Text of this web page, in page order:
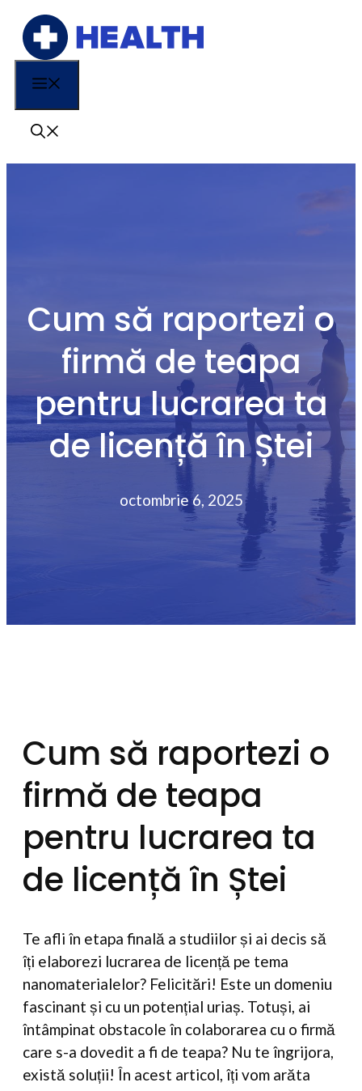
Sari
conținut
Cum să raportezi o
firmă de teapa
pentru lucrarea ta
de licență în Ștei
octombrie 6, 2025
Cum să raportezi o
firmă de teapa
pentru lucrarea ta
de licență în Ștei
Te afli în etapa finală a studiilor și ai decis să
îți elaborezi lucrarea de licență pe tema
nanomaterialelor? Felicitări! Este un domeniu
fascinant și cu un potențial uriaș. Totuși, ai
întâmpinat obstacole în colaborarea cu o firmă
care s-a dovedit a fi de teapa? Nu te îngrijora,
există soluții! În acest articol, îți vom arăta